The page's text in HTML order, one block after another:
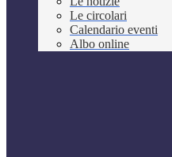
Le circolari
Calendario eventi
Albo online